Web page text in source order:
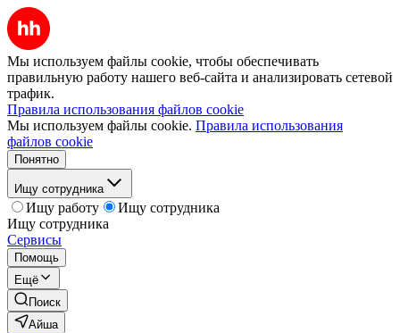
Мы используем файлы cookie, чтобы обеспечивать
правильную работу нашего веб-сайта и анализировать сетевой
трафик.
Правила использования файлов cookie
Мы используем файлы cookie. Правила использования
файлов cookie
Понятно
Ищу сотрудника
Ищу работу
Ищу сотрудника
Ищу сотрудника
Сервисы
Помощь
Ещё
Поиск
Айша